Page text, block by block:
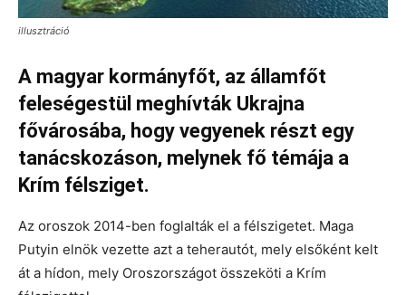
illusztráció
A magyar kormányfőt, az államfőt
feleségestül meghívták Ukrajna
fővárosába, hogy vegyenek részt egy
tanácskozáson, melynek fő témája a
Krím félsziget.
Az oroszok 2014-ben foglalták el a félszigetet. Maga
Putyin elnök vezette azt a teherautót, mely elsőként kelt
át a hídon, mely Oroszországot összeköti a Krím